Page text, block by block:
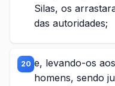
Silas, os
das autoridades;
20 e, levando-os
homens, sendo